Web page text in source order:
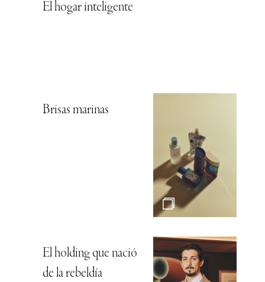
El hogar inteligente
Brisas marinas
El holding que nació
de la rebeldía